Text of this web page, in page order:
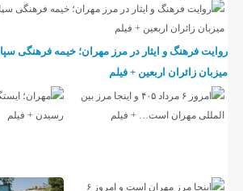
روایت فرهنگ و ایثار در مرز مهران؛ خیمه فرهنگی
میزبان زائران اربعین + فیلم